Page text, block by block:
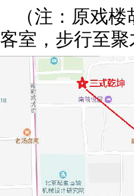
（注：原戏楼
客室，步行至